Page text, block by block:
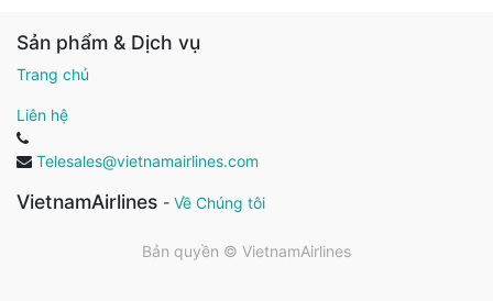
Sản phẩm & Dịch vụ
Trang chủ
Liên hệ
Telesales@vietnamairlines.com
VietnamAirlines - Về Chúng tôi
Bản quyền © VietnamAirlines